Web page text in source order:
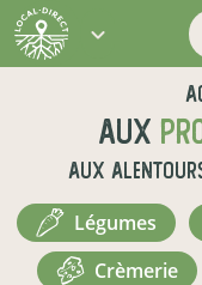
aux
aux
légumes
crèmerie